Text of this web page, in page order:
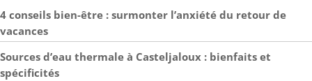
4 conseils bien-être : surmonter l’anxiété du retour de
vacances
Sources d’eau thermale à Casteljaloux : bienfaits et
spécificités